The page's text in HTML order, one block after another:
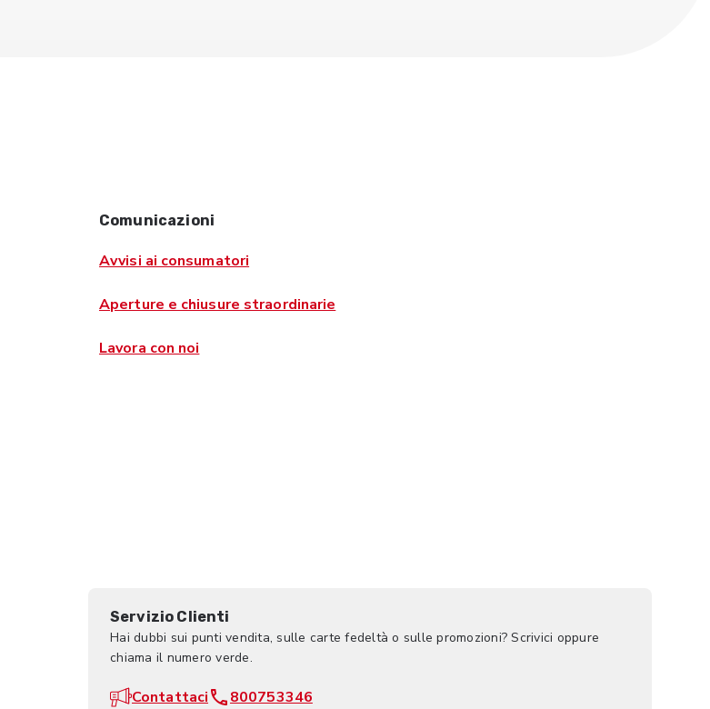
Comunicazioni
Avvisi ai consumatori
Aperture e chiusure straordinarie
Lavora con noi
Servizio Clienti
Hai dubbi sui punti vendita, sulle carte fedeltà o sulle promozioni? Scrivici oppure
chiama il numero verde.
Contattaci 800753346